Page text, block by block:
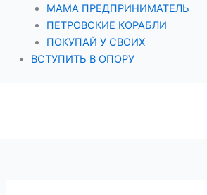
МАМА ПРЕДПРИНИМАТЕЛЬ
ПЕТРОВСКИЕ КОРАБЛИ
ПОКУПАЙ У СВОИХ
ВСТУПИТЬ В ОПОРУ